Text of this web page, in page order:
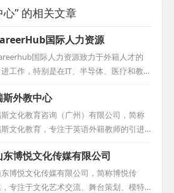
” 的相关文章
国际人力资源
国际人力资源致力于外籍人才的
工作，特别是在IT、半导体、医疗和教
域拥有丰富的经验。公司在北京、厦
台湾和石家庄等地均设有分公司，其中
庄分公司更是荣获市外专局颁发的2020
引智工作站称号。...
斯外教中心
文化教育咨询（广州）有限公司，简称
文化教育，专注于英语外籍教师的引进
才输送。我们秉持高标准、高要求的原
精心选拔专业外教，致力于为中小学、
园、早教机构及培训中心等提供优质服
多年来，我们成功为国内众多学校及机
东博悦文化传媒有限公司
东博悦文化传媒有限公司，简称博悦传
专注于文化艺术交流、舞台策划、模特